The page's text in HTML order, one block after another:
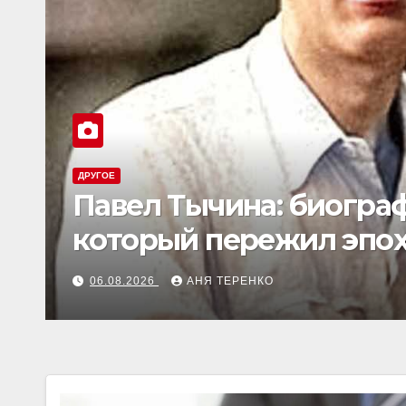
ДРУГОЕ
Павел Тычина:
который пережил
06.08.2026 АНЯ ТЕРЕНКО